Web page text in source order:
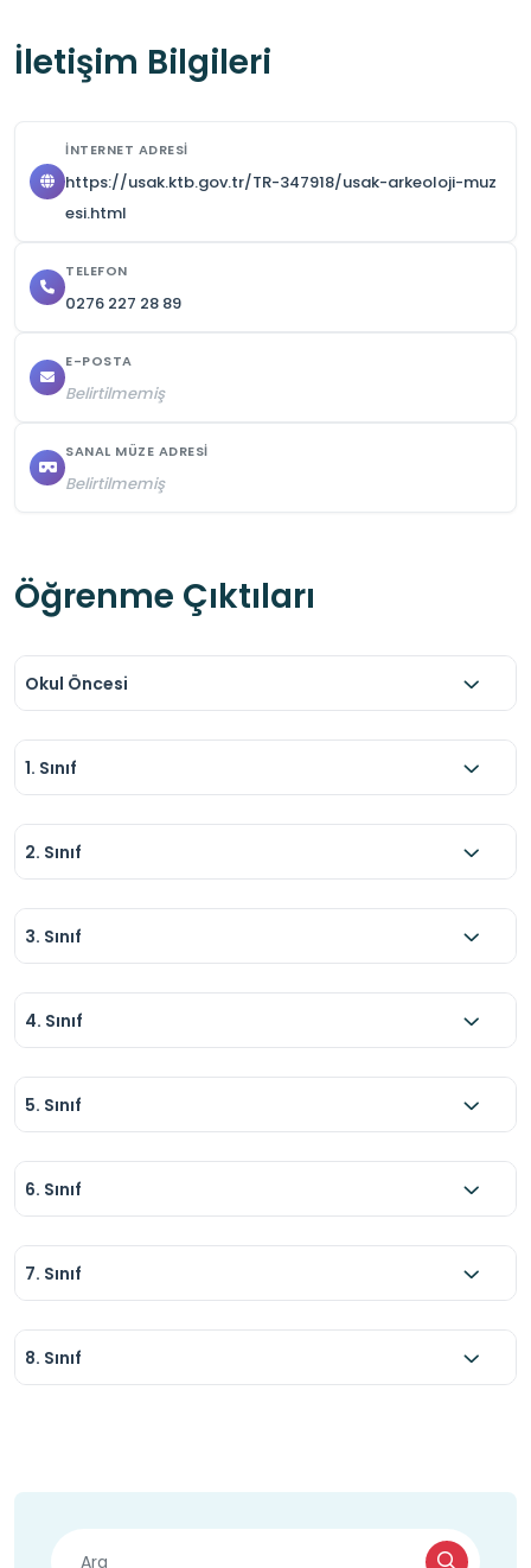
Uşak halkının geçmiş yaşam biçimleri ile
Öğrencilerin gözlemlerini not ederek sınıfta
paylaşmaları teşvik edilebilir.
kuruluşundaki rolü üzerine değerlendirmeler
yapılabilir.
İletişim Bilgileri
İNTERNET ADRESI
https://usak.ktb.gov.tr/TR-347918/usak-arkeoloji-muz
esi.html
TELEFON
0276 227 28 89
E-POSTA
Belirtilmemiş
SANAL MÜZE ADRESI
Belirtilmemiş
Öğrenme Çıktıları
Okul Öncesi
1. Sınıf
2. Sınıf
3. Sınıf
4. Sınıf
5. Sınıf
6. Sınıf
7. Sınıf
8. Sınıf